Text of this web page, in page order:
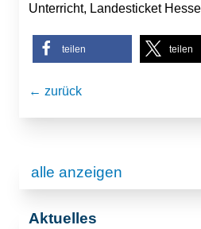
Unterricht, Landesticket
teilen teilen
← zurück
alle anzeigen
Aktuelles